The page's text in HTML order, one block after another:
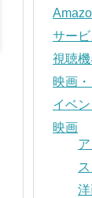
サー
視聴
映画
イベ
映画